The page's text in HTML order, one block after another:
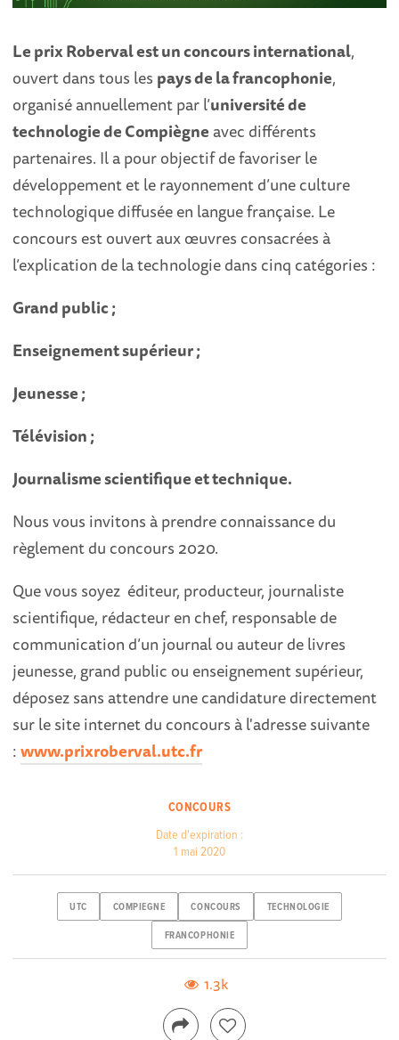
Le prix Roberval est un concours international,
ouvert dans tous les pays de la francophonie,
organisé annuellement par l’université de
technologie de Compiègneavec différents
partenaires. Il a pour objectif de favoriser le
développement et le rayonnement d’une culture
technologique diffusée en langue française. Le
concours est ouvert aux œuvres consacrées à
l’explication de la technologie dans cinq catégories :
Grand public ;
Enseignement supérieur ;
Jeunesse ;
Télévision ;
Journalisme scientifique et technique.
Nous vous invitons à prendre connaissance du
règlement du concours 2020.
Que vous soyez éditeur, producteur, journaliste
scientifique, rédacteur en chef, responsable de
communication d’un journal ou auteur de livres
jeunesse, grand public ou enseignement supérieur,
déposez sans attendre une candidature directement
sur le site internet du concours à l'adresse suivante
:www.prixroberval.utc.fr
CONCOURS
Date d'expiration :
1 mai 2020
UTC COMPIEGNE CONCOURS TECHNOLOGIE
FRANCOPHONIE
1.3k